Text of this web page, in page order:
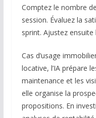
Comptez le nombre
session. Évaluez la
sprint. Ajustez
Cas d’usage
locative, l’IA prépare
maintenance et les
elle organise la
propositions. En